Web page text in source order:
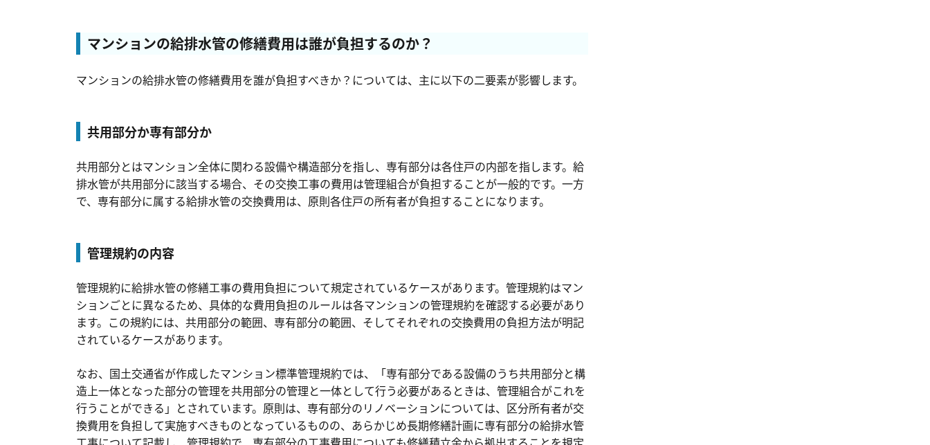
マンションの給排水管の修繕費用は誰が負担するのか？
マンションの給排水管の修繕費用を誰が負担すべきか？については、主に以下の二要素が影響します。
共用部分か専有部分か
共用部分とはマンション全体に関わる設備や構造部分を指し、専有部分は各住戸の内部を指します。給
排水管が共用部分に該当する場合、その交換工事の費用は管理組合が負担することが一般的です。一方
で、専有部分に属する給排水管の交換費用は、原則各住戸の所有者が負担することになります。
管理規約の内容
管理規約に給排水管の修繕工事の費用負担について規定されているケースがあります。管理規約はマン
ションごとに異なるため、具体的な費用負担のルールは各マンションの管理規約を確認する必要があり
ます。この規約には、共用部分の範囲、専有部分の範囲、そしてそれぞれの交換費用の負担方法が明記
されているケースがあります。
なお、国土交通省が作成したマンション標準管理規約では、「専有部分である設備のうち共用部分と構
造上一体となった部分の管理を共用部分の管理と一体として行う必要があるときは、管理組合がこれを
行うことができる」とされています。原則は、専有部分のリノベーションについては、区分所有者が交
換費用を負担して実施すべきものとなっているものの、あらかじめ長期修繕計画に専有部分の給排水管